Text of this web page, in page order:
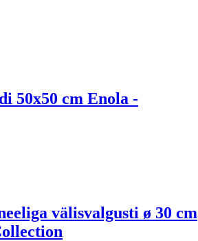
50x50 cm Enola -
välisvalgusti ø 30 cm